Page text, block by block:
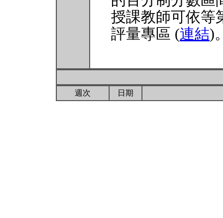
授課教師可依等
評量專區 (連結)
週次 日期